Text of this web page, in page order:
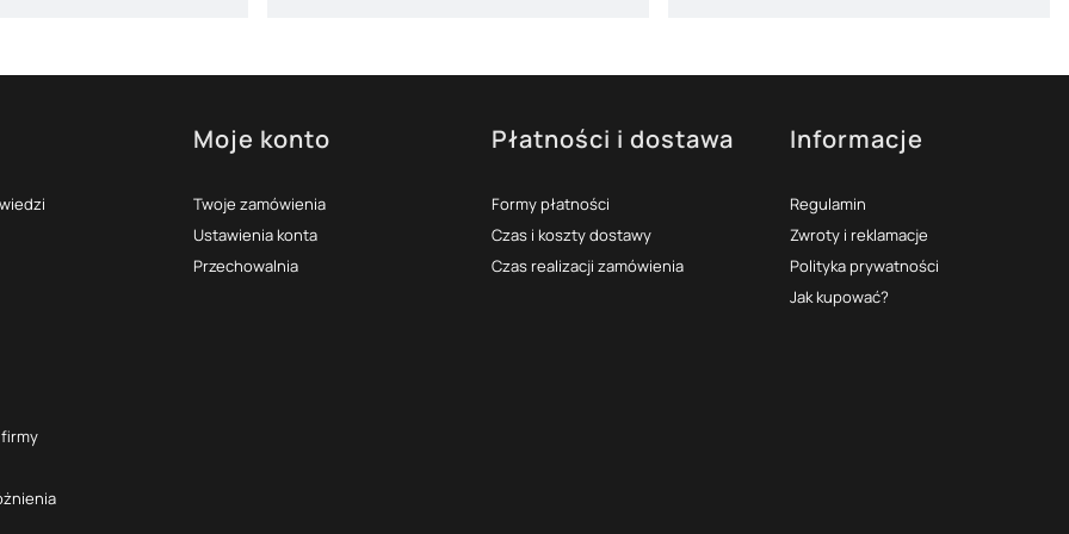
Moje konto
Twoje zamówienia
Ustawienia konta
Przechowalnia
Płatności i dostawa
Formy płatności
Czas i koszty dostawy
Czas realizacji zamówienia
Informacje
Regulamin
Zwroty i reklamacje
Polityka prywatności
Jak kupować?